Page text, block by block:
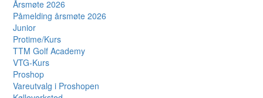
Årsmøte 2026
Påmelding årsmøte 2026
Junior
Protime/Kurs
TTM Golf Academy
VTG-Kurs
Proshop
Vareutvalg i Proshopen